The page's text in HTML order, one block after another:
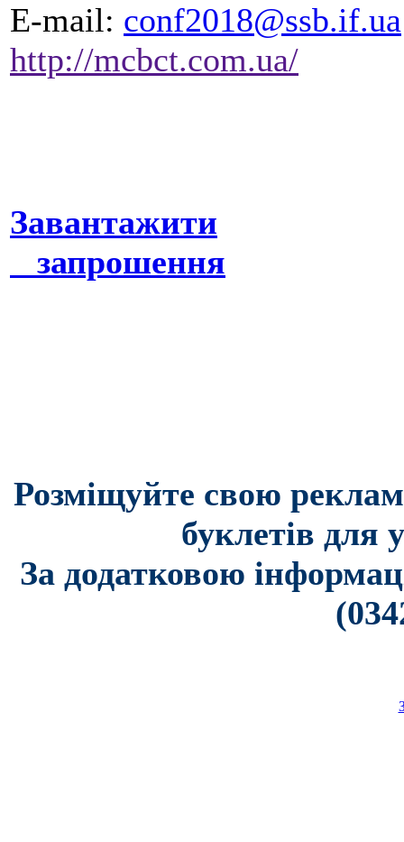
E-mail: conf2018@ssb.if.ua
http://mcbct.com.ua/
Завантажити
запрошення
Розміщуйте свою
буклетів для
За додатковою